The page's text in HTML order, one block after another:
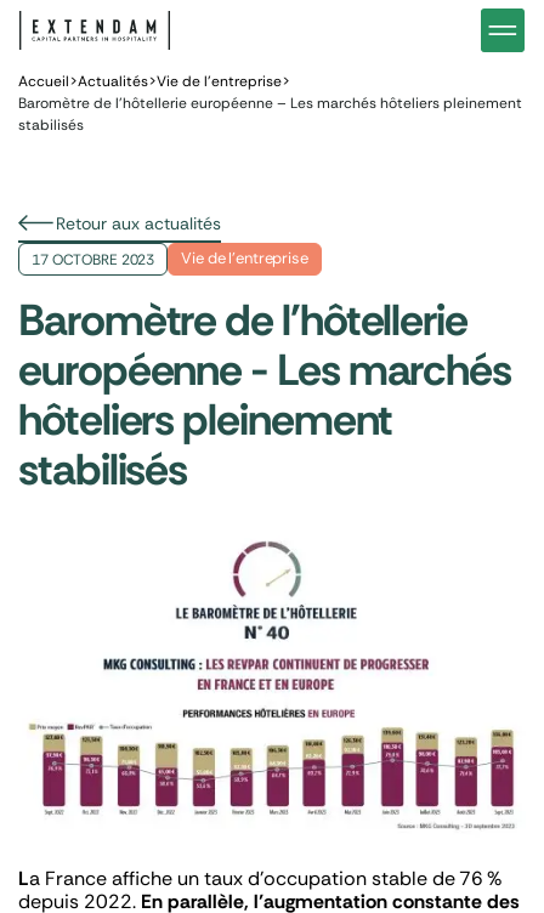
Notre stratégie d’investissements hôteliers Nos
Investir
Pourquoi investir dans l’hôtellerie ?
Vous êtes
Gestion de patrimoine
Actualités
Accueil>Actualités>Vie de l’entreprise>
Baromètre de l’hôtellerie européenne – Les marchés hôteliers pleinement
stabilisés
Retour aux actualités
17 OCTOBRE 2023 Vie de l’entreprise
Baromètre de l'hôtellerie
européenne - Les marchés
hôteliers pleinement
stabilisés
La France affiche un taux d’occupation stable de 76 %
depuis 2022. En parallèle, l’augmentation constante des